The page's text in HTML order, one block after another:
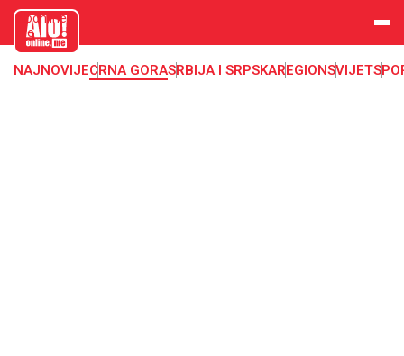
aloonline.
me
NAJNOVIJECRNA GORASRBIJA I SRPSKAREGIONSVIJET